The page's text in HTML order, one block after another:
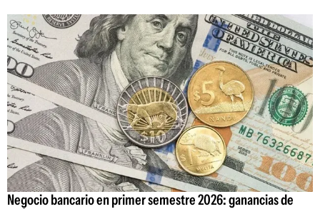
Negocio bancario en primer semestre 2026: ganancias de